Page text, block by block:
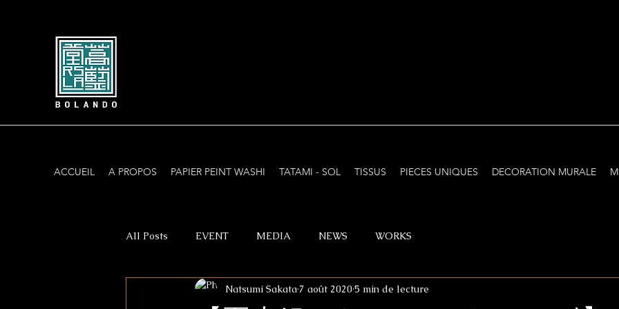
ACCUEIL A PROPOS PAPIER PEINT WASHI TATAMI - SOL TISSUS PIECES UNIQUES DECORATION MURALE
All Posts EVENT MEDIA NEWS WORKS
Natsumi Sakata 7 août 2020 5 min de lecture